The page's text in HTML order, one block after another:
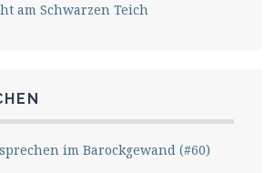
am Schwarzen Teich
im Barockgewand (#60)